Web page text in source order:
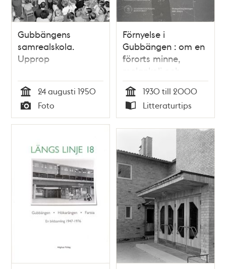
Gubbängens
samrealskola.
Upprop
Tid
24 augusti 1950
Typ
Foto
Förnyelse i
Gubbängen : om en
förorts minne,
melankoli och
möjligheter / Ove
Myrberg
Tid
1930 till 2000
Typ
Litteraturtips